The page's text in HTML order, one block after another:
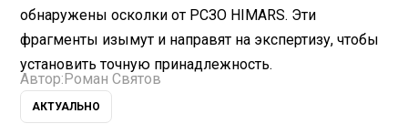
обнаружены осколки от РСЗО HIMARS. Эти
фрагменты изымут и направят на экспертизу, чтобы
установить точную принадлежность.
Автор: Роман Святов
АКТУАЛЬНО